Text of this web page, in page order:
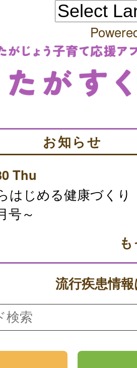
お知らせ
Thu
はじめる健康づくり
号～
流行疾患情